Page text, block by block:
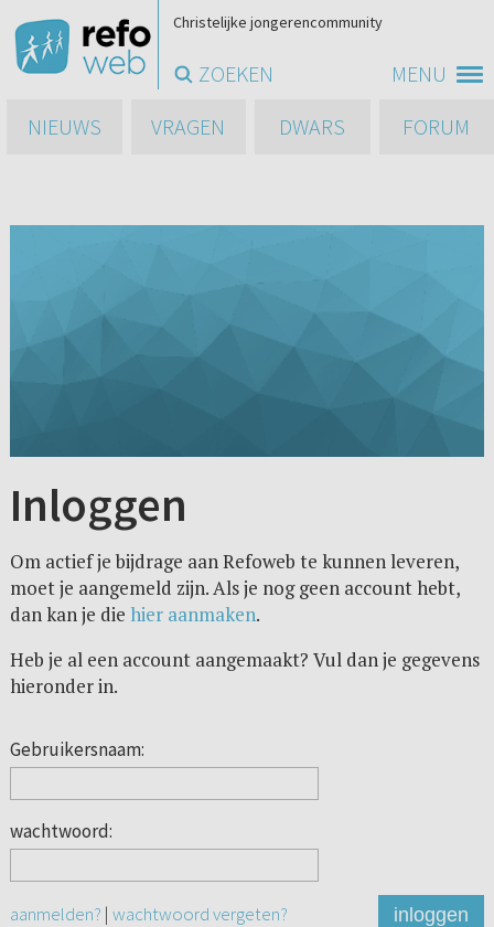
MENU
Christelijke jongerencommunity
ZOEKEN
NIEUWS
VRAGEN DWARS FORUM
Inloggen
Om actief je bijdrage aan Refoweb te kunnen leveren,
moet je aangemeld zijn. Als je nog geen account hebt,
dan kan je die hier aanmaken.
Heb je al een account aangemaakt? Vul dan je gegevens
hieronder in.
Gebruikersnaam:
wachtwoord:
aanmelden? | wachtwoord vergeten? inloggen